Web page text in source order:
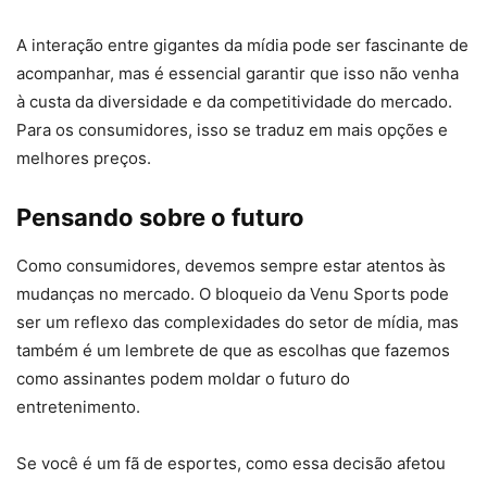
A interação entre gigantes da mídia pode ser fascinante de
acompanhar, mas é essencial garantir que isso não venha
à custa da diversidade e da competitividade do mercado.
Para os consumidores, isso se traduz em mais opções e
melhores preços.
Pensando sobre o futuro
Como consumidores, devemos sempre estar atentos às
mudanças no mercado. O bloqueio da Venu Sports pode
ser um reflexo das complexidades do setor de mídia, mas
também é um lembrete de que as escolhas que fazemos
como assinantes podem moldar o futuro do
entretenimento.
Se você é um fã de esportes, como essa decisão afetou